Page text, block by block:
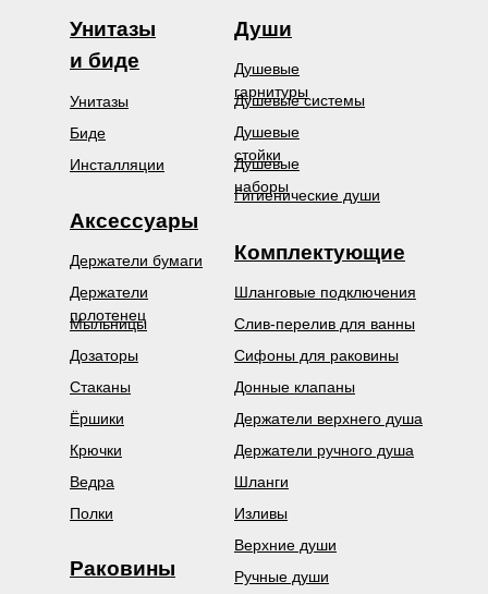
Души
Душевые
гарнитуры
Душевые системы
Гигиенические души
Аксессуары
Держатели бумаги
Держатели
полотенец
Мыльницы
Раковины
Комплектующие
Шланговые подключения
Слив-перелив для ванны
Сифоны для раковины
Донные клапаны
Душевые
стойки
Душевые
наборы
Дозаторы
Держатели верхнего душа
Инсталляции
Биде
Унитазы
Унитазы
и биде
Стаканы
Ёршики
Крючки
Ведра
Полки
Держатели ручного душа
Шланги
Изливы
Верхние души
Ручные души